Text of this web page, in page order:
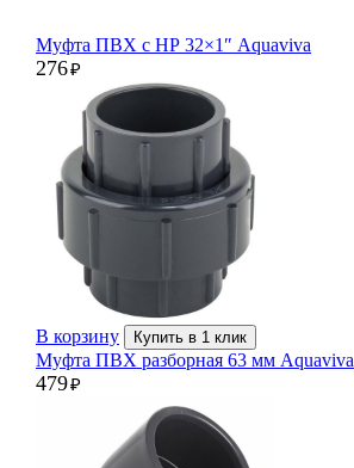
Муфта ПВХ c НР 32×1″ Aquaviva
276₽
В корзину Купить в 1 клик
Муфта ПВХ разборная 63 мм Aquaviva
479₽